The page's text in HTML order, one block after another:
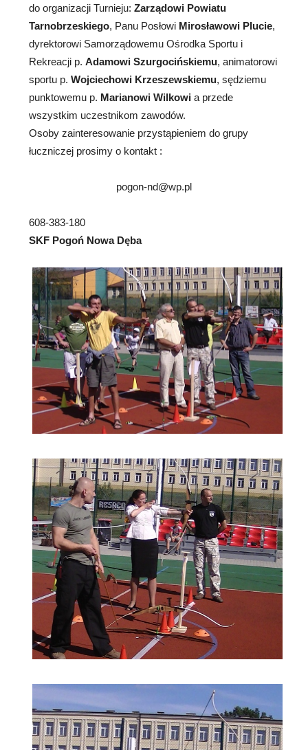
do organizacji Turnieju: Zarządowi Powiatu
Tarnobrzeskiego, Panu Posłowi Mirosławowi Plucie,
dyrektorowi Samorządowemu Ośrodka Sportu i
Rekreacji p. Adamowi Szurgocińskiemu, animatorowi
sportu p. Wojciechowi Krzeszewskiemu, sędziemu
punktowemu p. Marianowi Wilkowi a przede
wszystkim uczestnikom zawodów.
Osoby zainteresowanie przystąpieniem do grupy
łuczniczej prosimy o kontakt :
pogon-nd@wp.pl
608-383-180
SKF Pogoń Nowa Dęba